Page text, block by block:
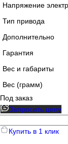
Напряжение
Тип привода
Дополнительно
Гарантия
Вес и габариты
Вес (грамм)
Под заказ
Запросить цену
Купить в 1 клик